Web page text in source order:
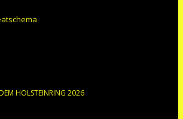
HOLSTEINRING 2026